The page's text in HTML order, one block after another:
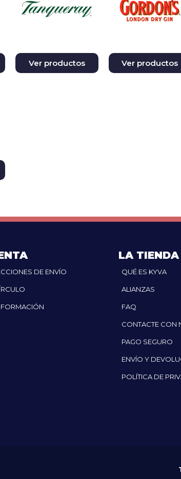
Ver productos Ver productos
DE ENVÍO
LA TIENDA
QUÉ ES KYVA
ALIANZAS
FAQ
CONTACTE CON
PAGO SEGURO
ENVÍO Y
POLÍTICA DE